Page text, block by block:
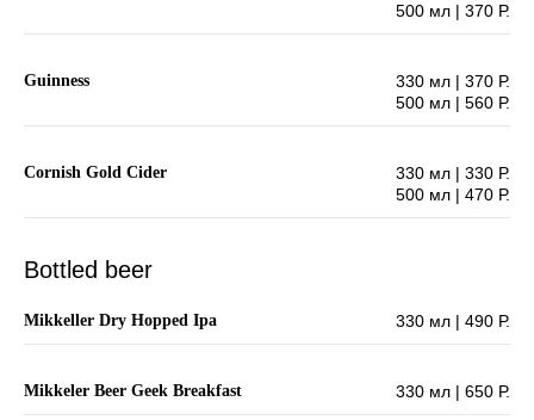
500 мл | 370 Р.
Guinness
330 мл | 370 Р.
500 мл | 560 Р.
Cornish Gold Cider
330 мл | 330 Р.
500 мл | 470 Р.
Bottled beer
Mikkeller Dry Hopped Ipa 330 мл | 490 Р.
Mikkeler Beer Geek Breakfast 330 мл | 650 Р.